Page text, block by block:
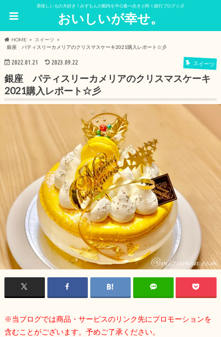
美味しいもの大好き！みずもんの都内を中心食べ歩きと時々旅行ブログ☆彡
おいしいが幸せ。
HOME
スイーツ
銀座 パティスリーカメリアのクリスマスケーキ2021購入レポート☆彡
2022.01.21 2023.09.22 スイーツ
銀座 パティスリーカメリアのクリスマスケーキ
2021購入レポート☆彡
※当ブログでは商品・サービスのリンク先にプロモーションを
含むことがございます。予めご了承ください。